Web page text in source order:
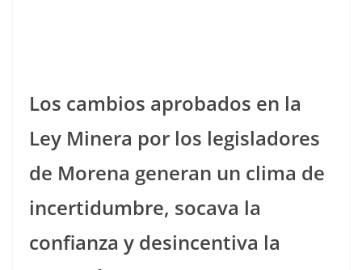
Los cambios aprobados en la
Ley Minera por los legisladores
de Morena generan un clima de
incertidumbre, socava la
confianza y desincentiva la